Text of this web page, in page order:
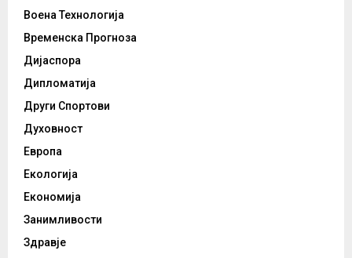
Воена Технологија
Временска Прогноза
Дијаспора
Дипломатија
Други Спортови
Духовност
Европа
Екологија
Економија
Занимливости
Здравје